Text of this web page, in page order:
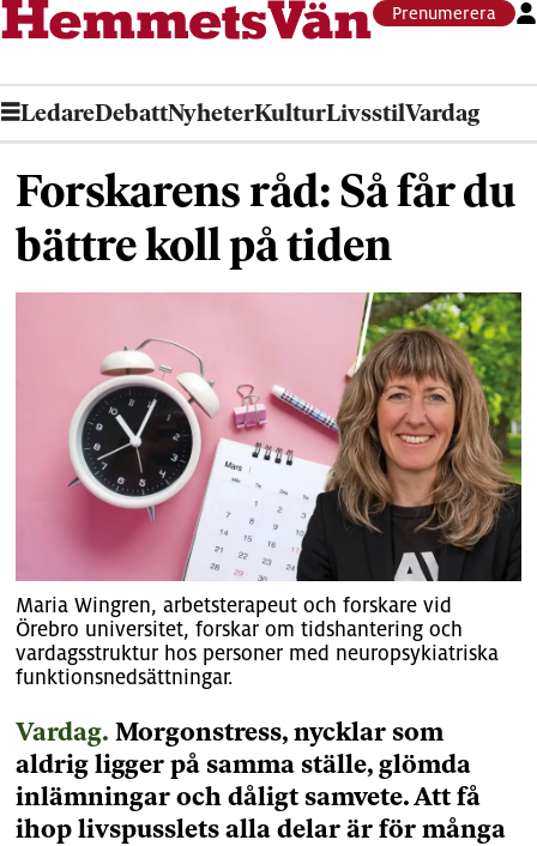
Prenumerera
LedareDebattNyheterKulturLivsstilVardag
Forskarens råd: Så får du
bättre koll på tiden
Maria Wingren, arbetsterapeut och forskare vid
Örebro universitet, forskar om tidshantering och
vardagsstruktur hos personer med neuropsykiatriska
funktionsnedsättningar.
Vardag. Morgonstress, nycklar som
aldrig ligger på samma ställe, glömda
inlämningar och dåligt samvete. Att få
ihop livspusslets alla delar är för många